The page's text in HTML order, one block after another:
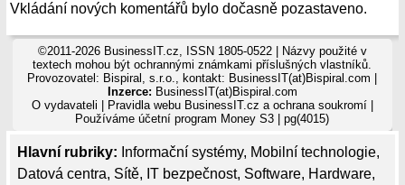
Hlavní rubriky: Informační systémy, Mobilní technologie,
Datová centra, Sítě, IT bezpečnost, Software, Hardware,
Vkládání nových komentářů bylo dočasně pozastaveno.
©2011-2026 BusinessIT.cz, ISSN 1805-0522 | Názvy použité v
textech mohou být ochrannými známkami příslušných vlastníků.
Provozovatel: Bispiral, s.r.o., kontakt: BusinessIT(at)Bispiral.com |
Inzerce: BusinessIT(at)Bispiral.com
O vydavateli
Pravidla webu BusinessIT.cz a ochrana soukromí|
Používámeúčetní program Money S3 | pg(4015)